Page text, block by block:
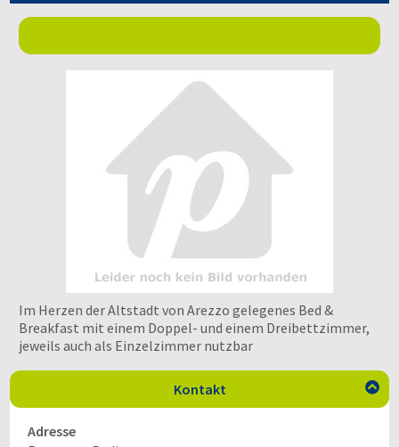
Im Herzen der Altstadt von Arezzo gelegenes Bed &
Breakfast mit einem Doppel- und einem Dreibettzimmer,
jeweils auch als Einzelzimmer nutzbar
Kontakt 
Adresse